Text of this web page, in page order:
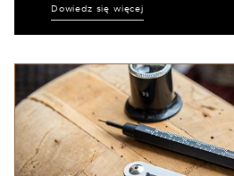
Dowiedz się więcej